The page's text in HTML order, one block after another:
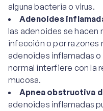
alguna bacteria o virus.
Adenoides
las adenoides se hacen
infección o por razones
adenoides inflamadas o
normal interfiere con la
mucosa.
Apnea obstructiva
adenoides inflamadas